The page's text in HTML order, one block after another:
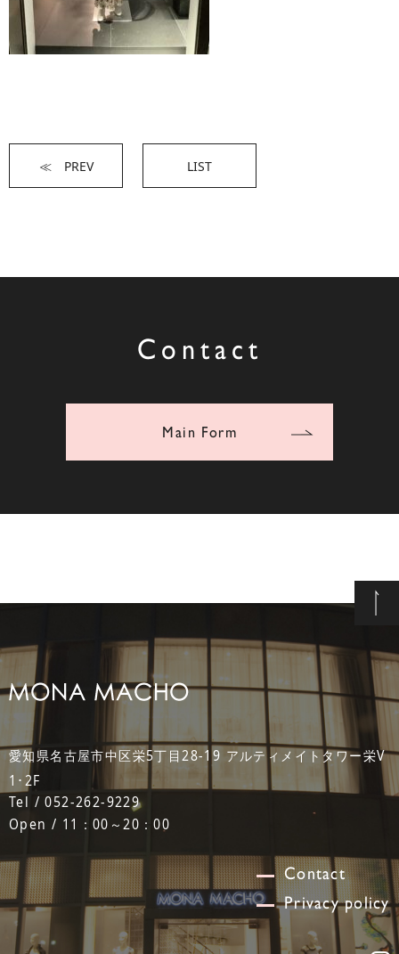
≪ PREV LIST
Contact
Main Form
愛知県名古屋市中区栄5丁目28-19 アルティメイトタワー栄V
1･2F
Tel / 052-262-9229
Open / 11：00～20：00
Contact
Privacy policy